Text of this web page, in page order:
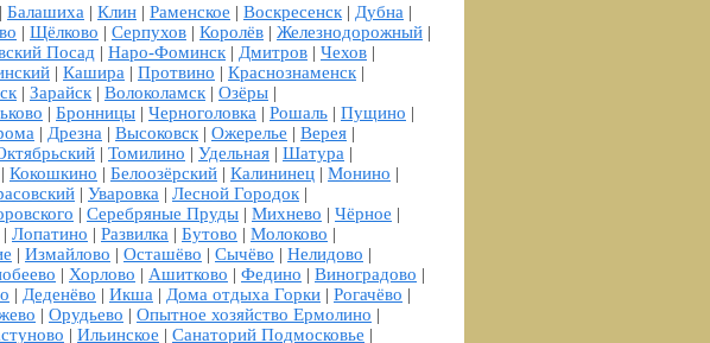
| Балашиха | Клин | Раменское | Воскресенск | Дубна |
| Щёлково | Серпухов | Королёв | Железнодорожный |
Посад | Наро-Фоминск | Дмитров | Чехов |
| Кашира | Протвино | Краснознаменск |
| Зарайск | Волоколамск | Озёры |
| Бронницы | Черноголовка | Рошаль | Пущино |
| Дрезна | Высоковск | Ожерелье | Верея |
| Томилино | Удельная | Шатура |
| Кокошкино | Белоозёрский | Калининец | Монино |
| Уваровка | Лесной Городок |
| Серебряные Пруды | Михнево | Чёрное |
| Лопатино | Развилка | Бутово | Молоково |
| Измайлово | Осташёво | Сычёво | Нелидово |
| Хорлово | Ашитково | Федино | Виноградово |
| Деденёво | Икша | Дома отдыха Горки | Рогачёво |
| Орудьево | Опытное хозяйство Ермолино |
| Ильинское | Санаторий Подмосковье |